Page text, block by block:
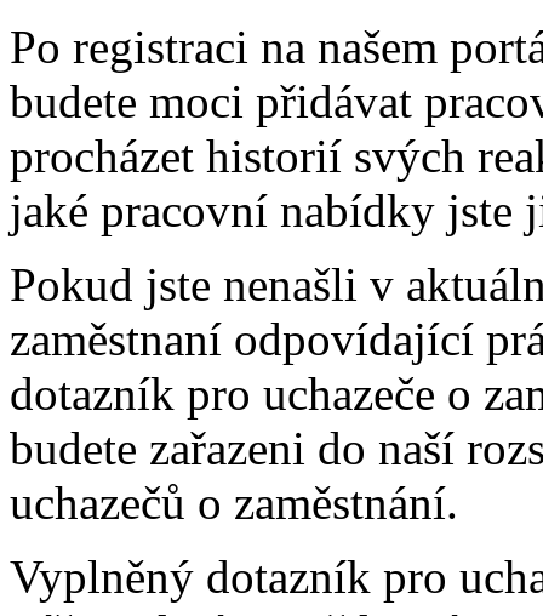
Po registraci na našem
budete moci přidávat
procházet historií svých
jaké pracovní nabídky jste
Pokud jste nenašli v
zaměstnaní odpovídající
dotazník pro uchazeče o
budete zařazeni do naší
uchazečů o zaměstnání.
Vyplněný dotazník pro